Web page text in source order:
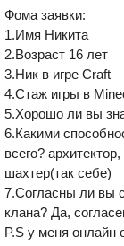
Фома заявки:
1.Имя Никита
2.Возраст 16 лет
3.Ник в игре Craft
4.Стаж игры в
5.Хорошо ли вы
6.Какими
всего?
шахтер(так себе)
7.Согласны ли вы
клана? Да,
P.S у меня онлайн